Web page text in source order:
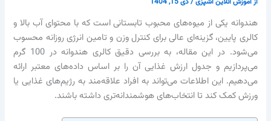
هندوانه یکی از میوه‌های محبوب تابستانی است که با محتوای آب بالا و
کالری پایین، گزینه‌ای عالی برای کنترل وزن و تامین انرژی روزانه محسوب
می‌شود. در این مقاله، به بررسی دقیق کالری هندوانه در 100 گرم
می‌پردازیم و جدول ارزش غذایی آن را بر اساس داده‌های معتبر ارائه
می‌دهیم. این اطلاعات می‌تواند به افراد علاقه‌مند به رژیم‌های غذایی یا
ورزش کمک کند تا انتخاب‌های هوشمندانه‌تری داشته باشند.